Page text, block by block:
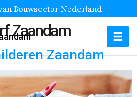
Bouwsector Nederland
Zaandam
Zaandam